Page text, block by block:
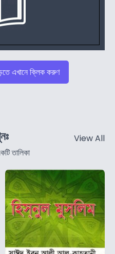
এখানে ক্লিক করুণ
তালিকা
View All